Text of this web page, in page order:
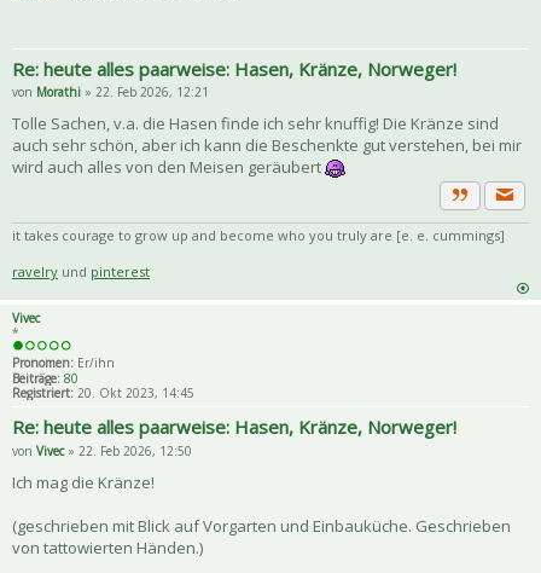
Re: heute alles paarweise: Hasen, Kränze, Norweger!
von Morathi » 22. Feb 2026, 12:21
Tolle Sachen, v.a. die Hasen finde ich sehr knuffig! Die Kränze sind
auch sehr schön, aber ich kann die Beschenkte gut verstehen, bei mir
wird auch alles von den Meisen geräubert
Zitat
it takes courage to grow up and become who you truly are [e. e. cummings]
ravelry und pinterest
Vivec
*
Pronomen: Er/ihn
Beiträge: 80
Registriert: 20. Okt 2023, 14:45
Re: heute alles paarweise: Hasen, Kränze, Norweger!
von Vivec» 22. Feb 2026, 12:50
Ich mag die Kränze!
(geschrieben mit Blick auf Vorgarten und Einbauküche. Geschrieben
von tattowierten Händen.)